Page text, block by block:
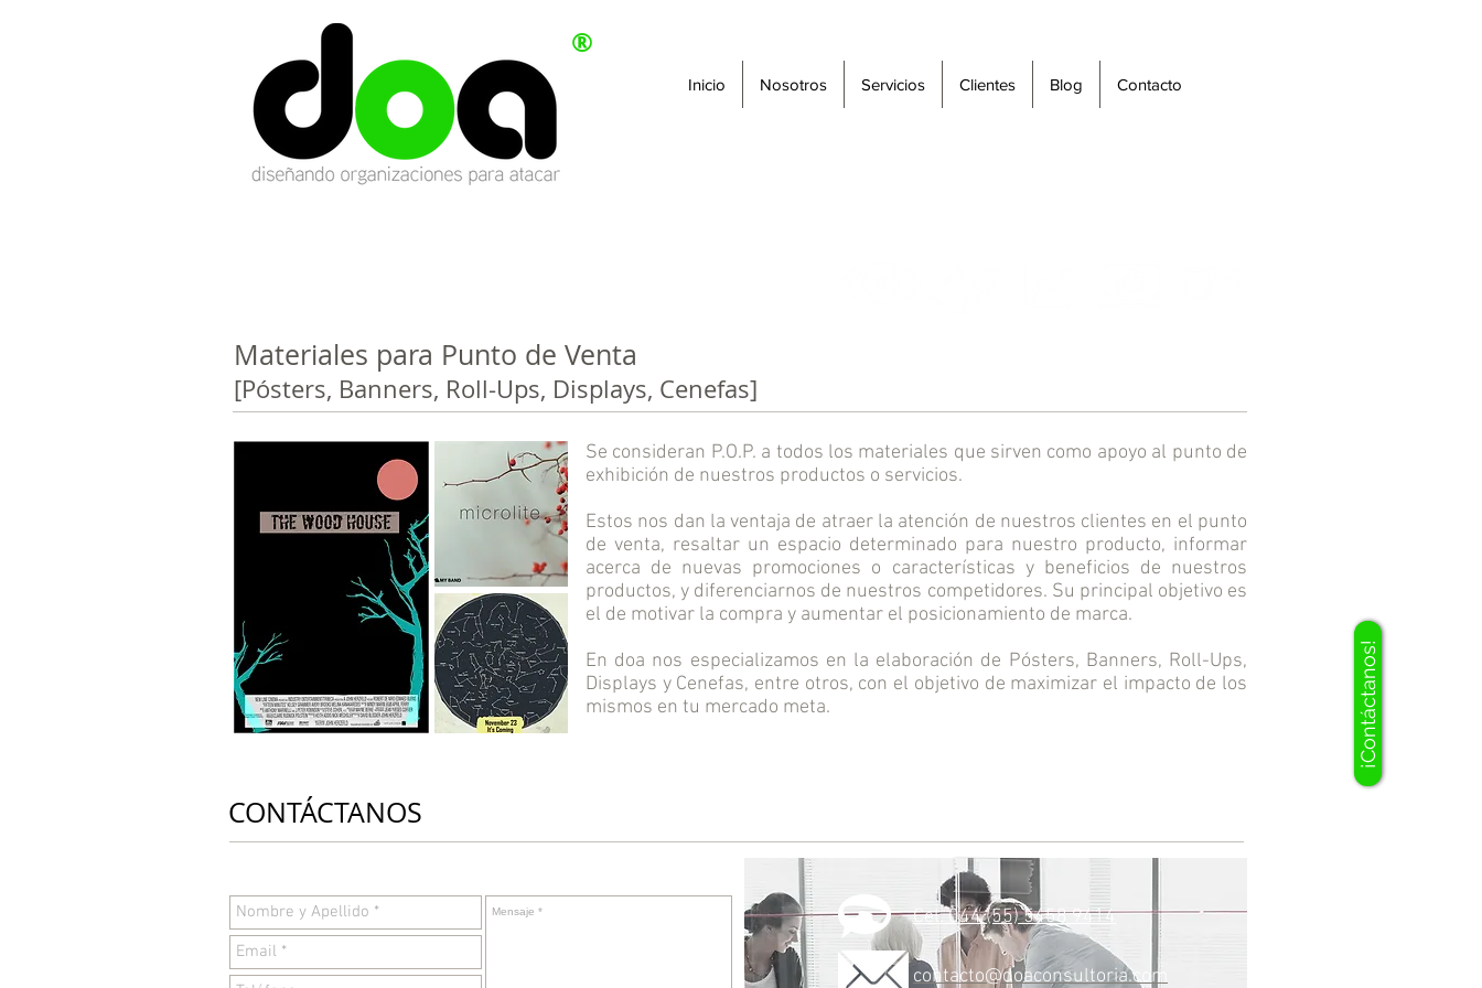
®
Inicio Nosotros Servicios Clientes Blog Contacto
¡Contáctanos!
Materiales para Punto de Venta
[Pósters, Banners, Roll-Ups, Displays, Cenefas]
Se consideran P.O.P. a todos los materiales que sirven como apoyo al punto de
exhibición de nuestros productos o servicios.
Estos nos dan la ventaja de atraer la atención de nuestros clientes en el punto
de venta, resaltar un espacio determinado para nuestro producto, informar
acerca de nuevas promociones o características y beneficios de nuestros
productos, y diferenciarnos de nuestros competidores. Su principal objetivo es
el de motivar la compra y aumentar el posicionamiento de marca.
En doa nos especializamos en la elaboración de Pósters, Banners, Roll-Ups,
Displays y Cenefas, entre otros, con el objetivo de maximizar el impacto de los
mismos en tu mercado meta.
CONTÁCTANOS
Cel. 044 (55) 5458 9414
contacto@doaconsultoria.com